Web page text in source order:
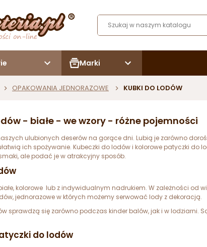
Marki
OPAKOWANIA JEDNORAZOWE KUBKI DO LODÓW
- białe - we wzory - różne pojemności
ulubionych deserów na gorące dni. Lubią je zarówno
ich spożywanie. Kubeczki do lodów i kolorowe patyczki
ale podać je w atrakcyjny sposób.
kolorowe lub z indywidualnym nadrukiem. W zależności od
jednorazowe w których możemy serwować lody z dekoracją.
sprawdzą się zarówno podczas kinder balów, jak i w lodziarni.
do lodów